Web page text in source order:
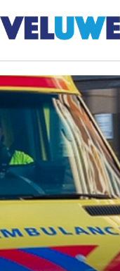
NIEUWS NIEUWS PUTTEN